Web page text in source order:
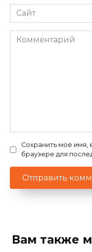
Сайт
Комментарий
Сохранить моё имя,
браузере для
Вам также